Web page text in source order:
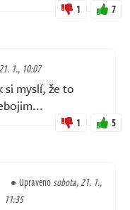
1 7
1., 10:07
myslí, že to
1 5
Upravenosobota, 21. 1.,
11:35